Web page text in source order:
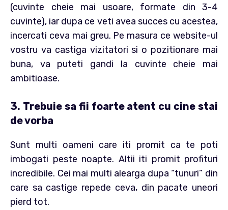
(cuvinte cheie mai usoare, formate din 3-4
cuvinte), iar dupa ce veti avea succes cu acestea,
incercati ceva mai greu. Pe masura ce website-ul
vostru va castiga vizitatori si o pozitionare mai
buna, va puteti gandi la cuvinte cheie mai
ambitioase.
3. Trebuie sa fii foarte atent cu cine stai
de vorba
Sunt multi oameni care iti promit ca te poti
imbogati peste noapte. Altii iti promit profituri
incredibile. Cei mai multi alearga dupa “tunuri” din
care sa castige repede ceva, din pacate uneori
pierd tot.